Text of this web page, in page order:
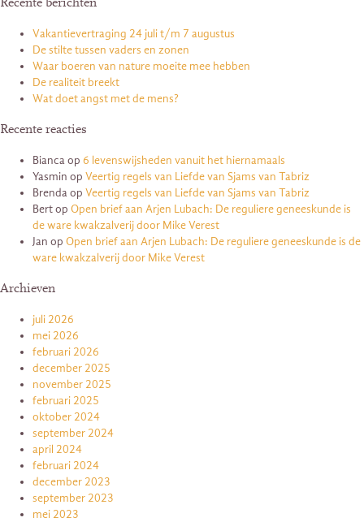
Recente berichten
Vakantievertraging 24 juli t/m 7 augustus
De stilte tussen vaders en zonen
Waar boeren van nature moeite mee hebben
De realiteit breekt
Wat doet angst met de mens?
Recente reacties
Biancaop 6 levenswijsheden vanuit het hiernamaals
Yasmin op Veertig regels van Liefde van Sjams van Tabriz
Brendaop Veertig regels van Liefde van Sjams van Tabriz
Bertop Open brief aan Arjen Lubach: De reguliere geneeskunde is
de ware kwakzalverij door Mike Verest
Jan op Open brief aan Arjen Lubach: De reguliere geneeskunde is de
ware kwakzalverij door Mike Verest
Archieven
juli 2026
mei 2026
februari 2026
december 2025
november 2025
februari 2025
oktober 2024
september 2024
april 2024
februari 2024
december 2023
september 2023
mei 2023